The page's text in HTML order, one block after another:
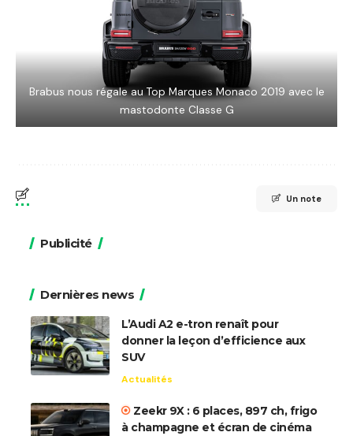
Brabus nous régale au Top Marques Monaco 2019 avec le
mastodonte Classe G
Un note
Publicité
Dernières news
L’Audi A2 e-tron renaît pour
donner la leçon d’efficience aux
SUV
Actualités
Zeekr 9X : 6 places, 897 ch, frigo
à champagne et écran de cinéma